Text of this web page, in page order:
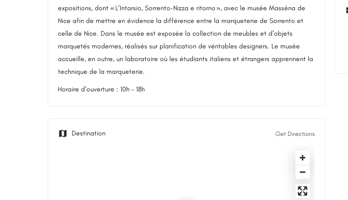
expositions, dont « L’Intarsio, Sorrento-Nizza e ritorno », avec le musée Masséna de
Nice afin de mettre en évidence la différence entre la marqueterie de Sorrento et
celle de Nice. Dans le musée est exposée la collection de meubles et d’objets
marquetés modernes, réalisés sur planification de véritables designers. Le musée
accueille, en outre, un laboratoire où les étudiants italiens et étrangers apprennent la
technique de la marqueterie.
Horaire d’ouverture : 10h – 18h
Get Directions